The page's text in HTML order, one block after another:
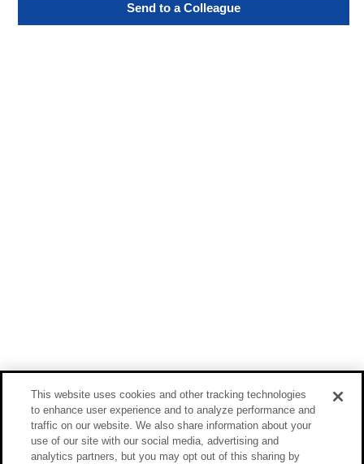
Send to a Colleague
This website uses cookies and other tracking technologies
to enhance user experience and to analyze performance and
traffic on our website. We also share information about your
use of our site with our social media, advertising and
analytics partners, but you may opt out of this sharing by